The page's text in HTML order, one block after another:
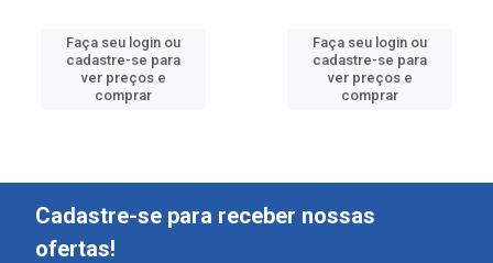
Faça seu login ou
cadastre-se para
ver preços e
comprar
Faça seu login ou
cadastre-se para
ver preços e
comprar
Cadastre-se para receber nossas
ofertas!